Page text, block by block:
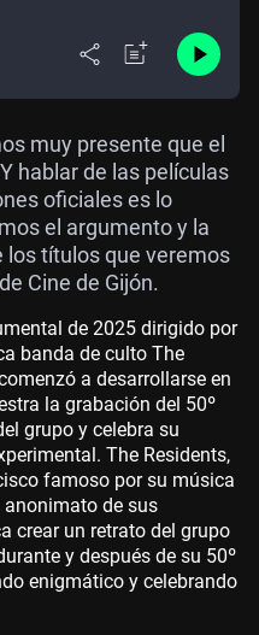
muy presente que el
hablar de las películas
oficiales es lo
el argumento y la
los títulos que veremos
Cine de Gijón.
de 2025 dirigido por
banda de culto The
a desarrollarse en
la grabación del 50º
grupo y celebra su
The Residents,
famoso por su música
de sus
crear un retrato del grupo
y después de su 50º
enigmático y celebrando